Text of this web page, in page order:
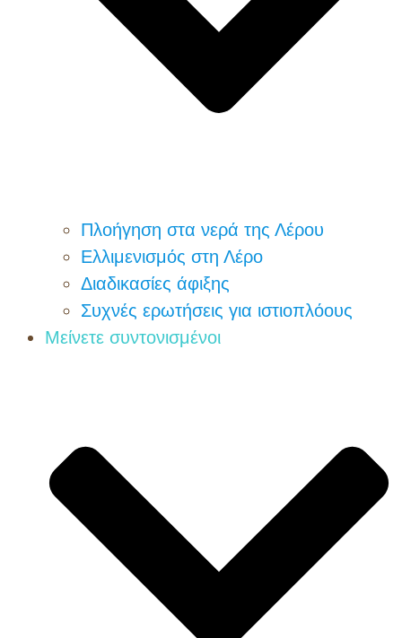
Πλοήγηση στα νερά της Λέρου
Ελλιμενισμός στη Λέρο
Διαδικασίες άφιξης
Συχνές ερωτήσεις για ιστιοπλόους
Μείνετε συντονισμένοι